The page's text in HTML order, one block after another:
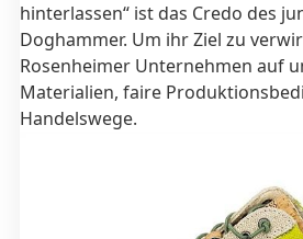
hinterlassen“ ist das Credo des
Doghammer. Um ihr Ziel zu
Rosenheimer Unternehmen auf
Materialien, faire
Handelswege.